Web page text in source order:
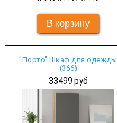
"Порто" Шкаф для одежды
(366)
33499 руб